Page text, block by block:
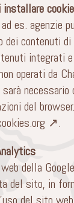
es.
contenuti
operati da
del
↗.
della
sito, in